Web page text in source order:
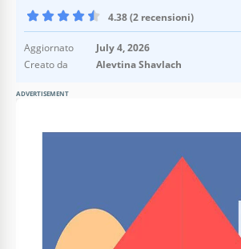
4.38 (2 recensioni)
Aggiornato
July 4, 2026
Creato da
Alevtina Shavlach
ADVERTISEMENT